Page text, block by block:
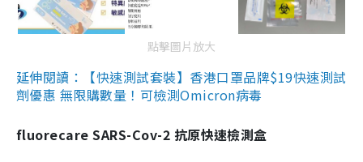
點擊圖片放大
延伸閱讀：【快速測試套裝】香港口罩品牌$19快速測試
劑優惠 無限購數量！可檢測Omicron病毒
fluorecare SARS-Cov-2 抗原快速檢測盒